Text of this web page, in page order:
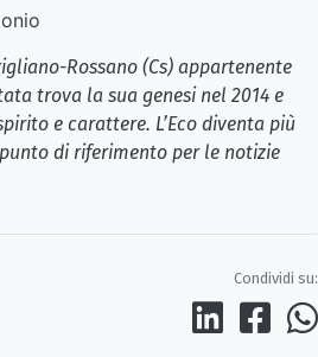
Rossano (Cs) appartenente
trova la sua genesi nel 2014 e
e carattere. L’Eco diventa più
di riferimento per le notizie
Condividi su: